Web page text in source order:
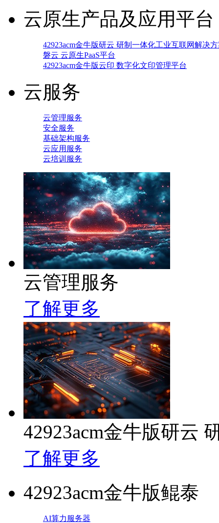
云原生产品及应用平台
42923acm金牛版研云 研制一体化工业互联网解决
磐云 云原生PaaS平台
42923acm金牛版云印 数字化文印管理平台
云服务
云管理服务
安全服务
基础架构服务
云应用服务
云培训服务
云管理服务
了解更多
42923acm金牛版研云
了解更多
42923acm金牛版鲲泰
AI算力服务器